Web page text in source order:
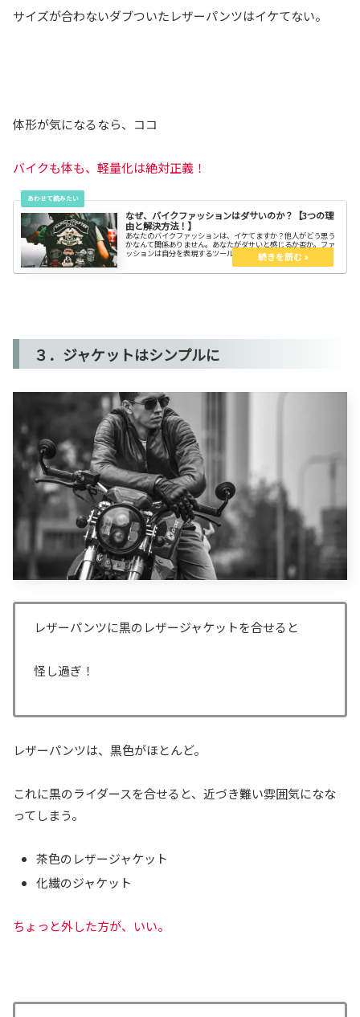
サイズが合わないダブついたレザーパンツはイケてない。
体形が気になるなら、ココ
バイクも体も、軽量化は絶対正義！
なぜ、バイクファッションはダサいのか？【3つの理
由と解決方法！】
あなたのバイクファッションは、イケてますか？他人がどう思う
かなんて関係ありません。あなたがダサいと感じるか否か。ファ
ッションは自分を表現するツールなのです。
３．ジャケットはシンプルに
レザーパンツに黒のレザージャケットを合せると
怪し過ぎ！
レザーパンツは、黒色がほとんど。
これに黒のライダースを合せると、近づき難い雰囲気になな
ってしまう。
茶色のレザージャケット
化繊のジャケット
ちょっと外した方が、いい。